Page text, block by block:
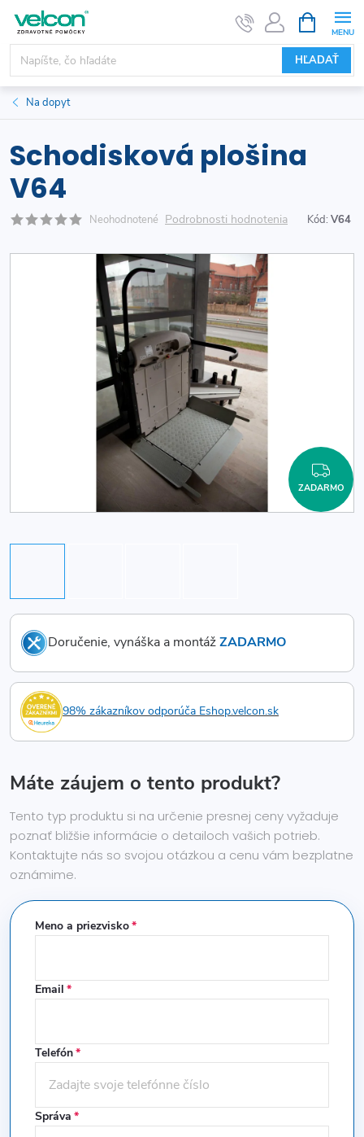
obsah
HĽADAŤ
KOŠÍK
Na dopyt
Schodisková plošina
V64
Neohodnotené Podrobnosti hodnotenia Kód: V64
ZADARMO
Doručenie, vynáška a montážZADARMO
98% zákazníkov odporúča Eshop.velcon.sk
Máte záujem o tento produkt?
Tento typ produktu si na určenie presnej ceny vyžaduje
poznať bližšie informácie o detailoch vašich potrieb.
Kontaktujte nás so svojou otázkou a cenu vám bezplatne
oznámime.
Meno a priezvisko
Email
Telefón
Správa